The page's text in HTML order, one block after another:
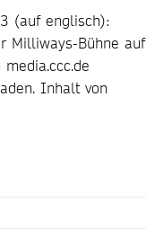
(auf englisch):
Milliways-Bühne auf
Inhalt von